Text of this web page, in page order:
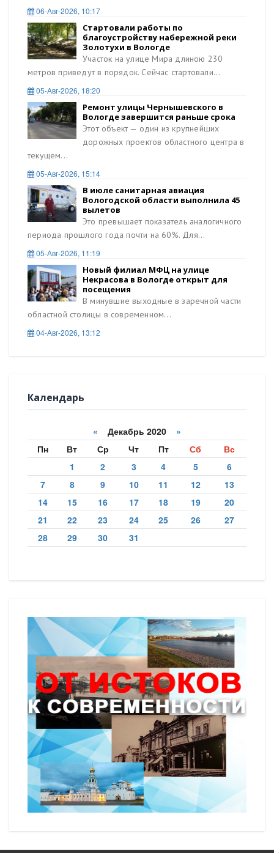
06-Авг-2026, 10:17
Стартовали работы по
благоустройству набережной реки
Золотухи в Вологде
Участок на улице Мира длиною 230
метров приведут в порядок. Сейчас стартовали...
05-Авг-2026, 18:20
Ремонт улицы Чернышевского в
Вологде завершится раньше срока
Этот объект — один из крупнейших
дорожных проектов областного центра в
текущем...
05-Авг-2026, 15:14
В июле санитарная авиация
Вологодской области выполнила 45
вылетов
Это превышает показатель аналогичного
периода прошлого года почти на 60%. Для...
05-Авг-2026, 11:19
Новый филиал МФЦ на улице
Некрасова в Вологде открыт для
посещения
В минувшие выходные в заречной части
областной столицы в современном...
04-Авг-2026, 13:12
Календарь
« Декабрь 2020 »
Пн
Вт Ср Чт Пт Сб
Вс
1
2 3 4 5
6
7
8 9 10 11 12
13
14
15 16 17 18 19
20
21
22 23 24 25 26
27
28
29 30 31